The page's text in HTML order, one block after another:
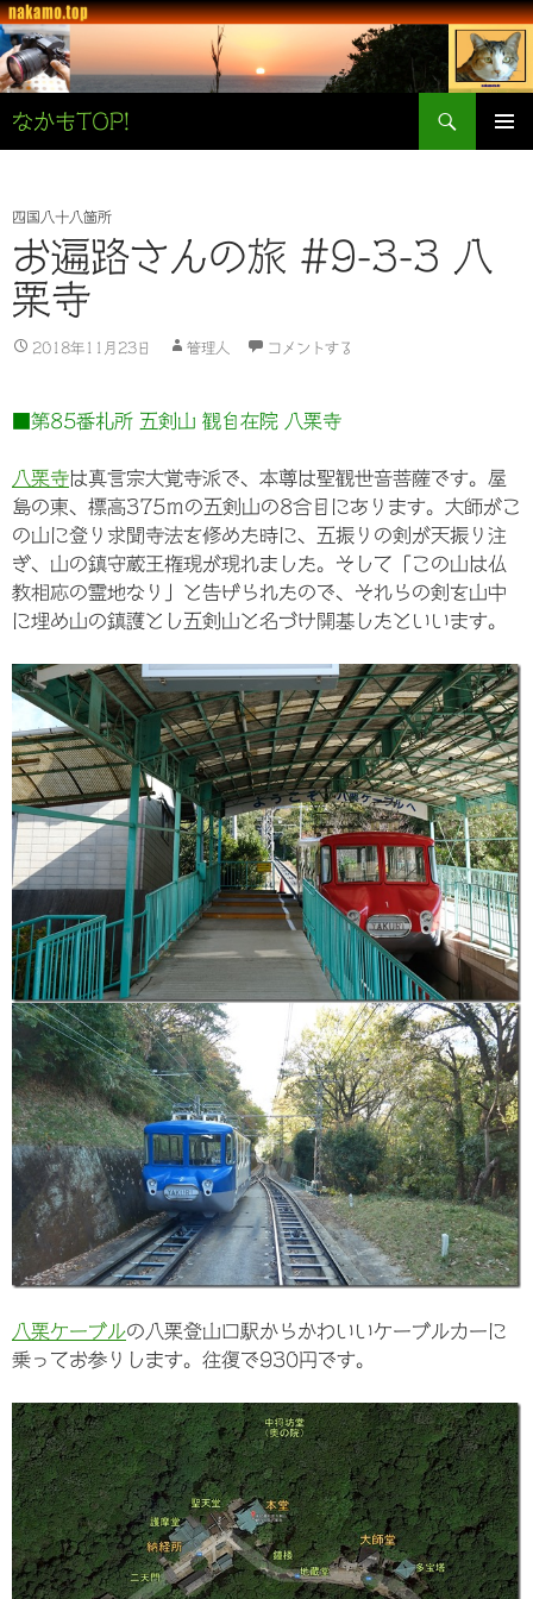
なかもTOP!
検
索
ン
ツ
へ
ス
キ
ッ
四国八十八箇所
お遍路さんの旅 #9-3-3 八
栗寺
2018年11月23日 管理人 コメントする
■第85番札所 五剣山 観自在院 八栗寺
八栗寺は真言宗大覚寺派で、本尊は聖観世音菩薩です。屋
島の東、標高375ｍの五剣山の8合目にあります。大師がこ
の山に登り求聞寺法を修めた時に、五振りの剣が天振り注
ぎ、山の鎮守蔵王権現が現れました。そして「この山は仏
教相応の霊地なり」と告げられたので、それらの剣を山中
に埋め山の鎮護とし五剣山と名づけ開基したといいます。
八栗ケーブルの八栗登山口駅からかわいいケーブルカーに
乗ってお参りします。往復で930円です。